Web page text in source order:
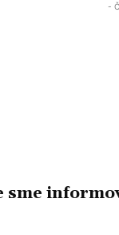
-
sme